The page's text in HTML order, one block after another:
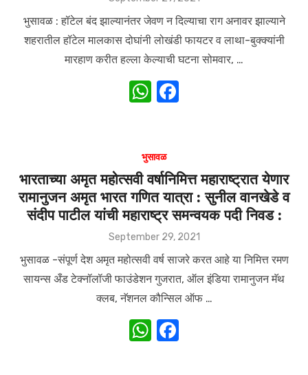
k
भुसावळ : हॉटेल बंद झाल्यानंतर जेवण न दिल्याचा राग अनावर झाल्याने
शहरातील हॉटेल मालकास दोघांनी लोखंडी फायटर व लाथा-बुक्क्यांनी
मारहाण करीत हल्ला केल्याची घटना सोमवार, …
W
s
A
p
p
b
o
o
k
भुसावळ
भारताच्या अमृत महोत्सवी वर्षानिमित्त महाराष्ट्रात येणार
रामानुजन अमृत भारत गणित यात्रा : सुनील वानखेडे व
संदीप पाटील यांची महाराष्ट्र समन्वयक पदी निवड :
Posted
September 29, 2021
भुसावळ -संपूर्ण देश अमृत महोत्सवी वर्ष साजरे करत आहे या निमित्त रमण
सायन्स अँड टेक्नॉलॉजी फाउंडेशन गुजरात, ऑल इंडिया रामानुजन मॅथ
क्लब, नॅशनल कौन्सिल ऑफ …
W